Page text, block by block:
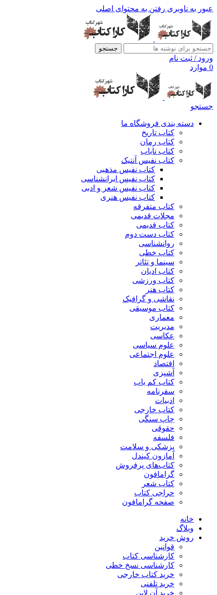
عبور به ناوبری رفتن به محتوای اصلی
جستجو
ورود / ثبت نام
0 موارد
جستجو
دسته بندی فروشگاه ما
کتاب تاریخ
کتاب رمان
کتاب نایاب
کتاب نفیس آنتیک
کتاب نفیس مذهبی
کتاب نفیس ایرانشناسی
کتاب نفیس شعر و ادبی
کتاب نفیس هنری
کتاب متفرقه
مجلات قدیمی
کتاب قدیمی
کتاب دست دوم
روانشناسی
کتاب خطی
سینما و تئاتر
کتاب ادیان
کتاب ورزشی
کتاب هنر
نقاشی و گرافیک
کتاب موسیقی
معماری
مدیریت
عکاسی
علوم سیاسی
علوم اجتماعی
اقتصاد
آشپزی
کتاب کم یاب
سفرنامه
ادبیات
کتاب خارجی
چاپ سنگی
حقوقی
فلسفه
پزشکی و سلامت
آمازون کیندل
کتاب‌های پرفروش
گرامافون
کتاب شعر
حراجی کتاب
صفحه گرامافون
خانه
وبلاگ
روش خرید
قوانین
کارشناسی کتاب
کارشناسی نسخ خطی
خرید کتاب خارجی
خرید تلفنی
خرید آن لاین